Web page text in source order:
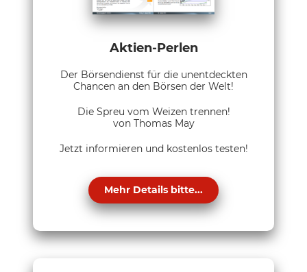
Aktien-Perlen
Der Börsendienst für die unentdeckten
Chancen an den Börsen der Welt!
Die Spreu vom Weizen trennen!
von Thomas May
Jetzt informieren und kostenlos testen!
Mehr Details bitte...